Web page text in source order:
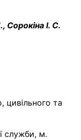
І. С.
цивільного та
служби, м.